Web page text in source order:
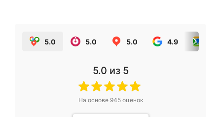
5.0 5.0 5.0 4.9
5.0 из 5
На основе 945оценок